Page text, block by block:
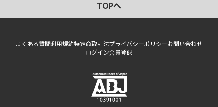
TOPへ
よくある質問利用規約特定商取引法プライバシーポリシーお問い合わせ
ログイン会員登録